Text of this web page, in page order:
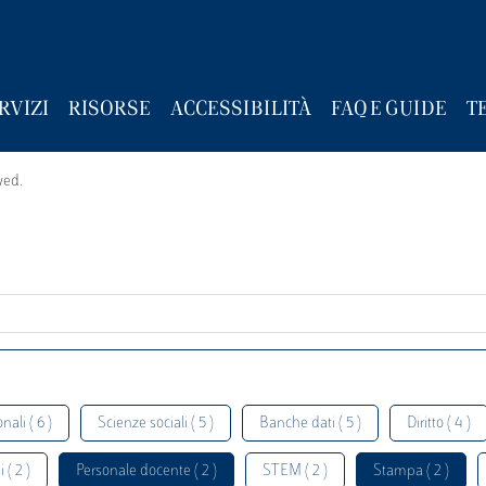
RISORSE ACCESSIBILITÀ FAQ E GUIDE
( 6 ) Scienze sociali ( 5 ) Banche dati ( 5 ) Diritto ( 4 )
( 2 ) Personale docente ( 2 ) STEM ( 2 ) Stampa ( 2 )